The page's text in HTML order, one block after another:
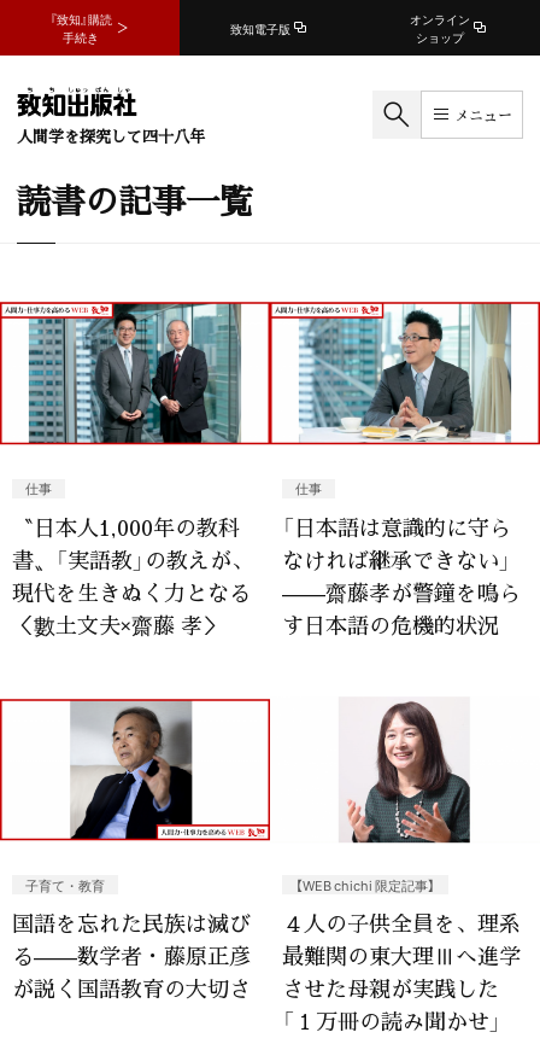
『致知』購読
手続き
致知電子版
オンライン
ショップ
人間学を探究して四十八年
メニュー
読書の記事一覧
仕事
〝日本人1,000年の教科
書〟「実語教」の教えが、
現代を生きぬく力となる
＜數土文夫×齋藤 孝＞
仕事
「日本語は意識的に守ら
なければ継承できない」
——齋藤孝が警鐘を鳴ら
す日本語の危機的状況
子育て・教育
国語を忘れた民族は滅び
る——数学者・藤原正彦
が説く国語教育の大切さ
【WEB chichi 限定記事】
４人の子供全員を、理系
最難関の東大理Ⅲへ進学
させた母親が実践した
「１万冊の読み聞かせ」